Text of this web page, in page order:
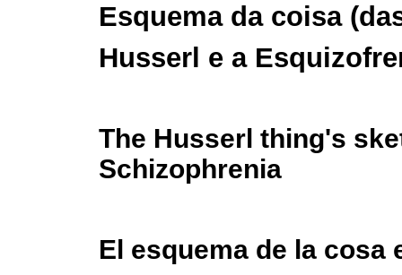
Esquema da coisa
Husserl e a
The Husserl thing's
Schizophrenia
El esquema de la cosa